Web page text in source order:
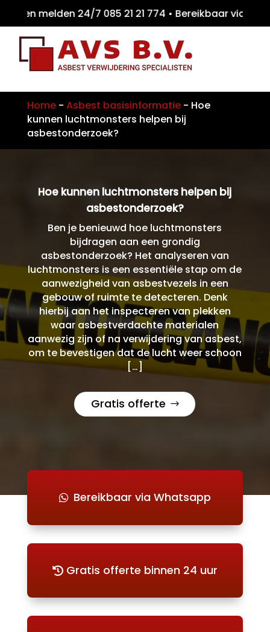
melden 24/7 085 21 21 774 •
Home- Asbest basisinformatie- Hoe
kunnen luchtmonsters helpen bij
asbestonderzoek?
Hoe kunnen luchtmonsters helpen bij
asbestonderzoek?
Ben je benieuwd hoe luchtmonsters
bijdragen aan een grondig
asbestonderzoek? Het analyseren van
luchtmonsters is een essentiële stap om de
aanwezigheid van asbestvezels in een
gebouw of ruimte te detecteren. Denk
hierbij aan het inspecteren van plekken
waar asbestverdachte materialen
aanwezig zijn of na verwijdering van asbest,
om te bevestigen dat de lucht weer schoon
[…]
Gratis offerte
Bereikbaar via Whatsapp
Gratis offerte binnen 24 uur